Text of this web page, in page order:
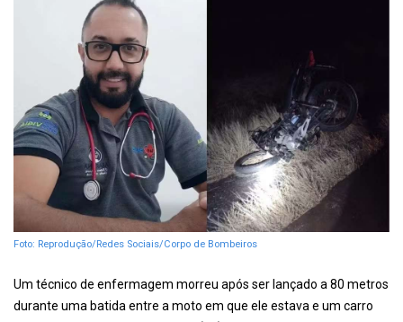
Foto: Reprodução/Redes Sociais/Corpo de Bombeiros
Um técnico de enfermagem morreu após ser lançado a 80 metros
durante uma batida entre a moto em que ele estava e um carro